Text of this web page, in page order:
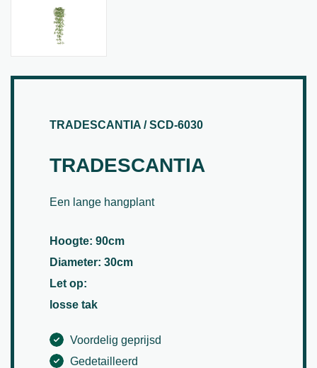
TRADESCANTIA / SCD-6030
TRADESCANTIA
Een lange hangplant
Hoogte: 90cm
Diameter: 30cm
Let op:
losse tak
Voordelig geprijsd
Gedetailleerd